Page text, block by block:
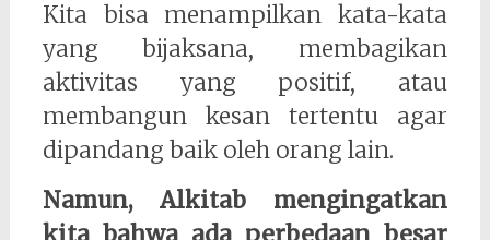
Kita bisa menampilkan kata-kata
yang bijaksana, membagikan
aktivitas yang positif, atau
membangun kesan tertentu agar
dipandang baik oleh orang lain.
Namun, Alkitab mengingatkan